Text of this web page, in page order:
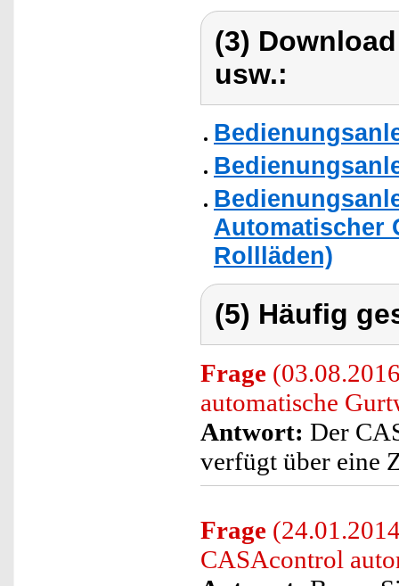
(3)
usw.:
Automatischer
Rollläden)
(5) Häufig
Frage
automatische
Antwort: Der
verfügt über eine
Frage
CASAcontrol